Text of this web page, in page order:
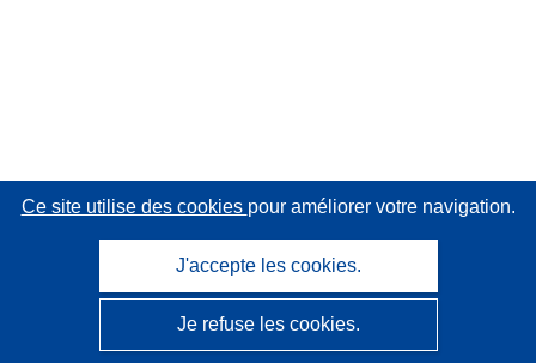
CORDIS - Résultats de la recherche de l’UE
Ce site utilise des cookies pour améliorer votre navigation.
J'accepte les cookies.
Je refuse les cookies.